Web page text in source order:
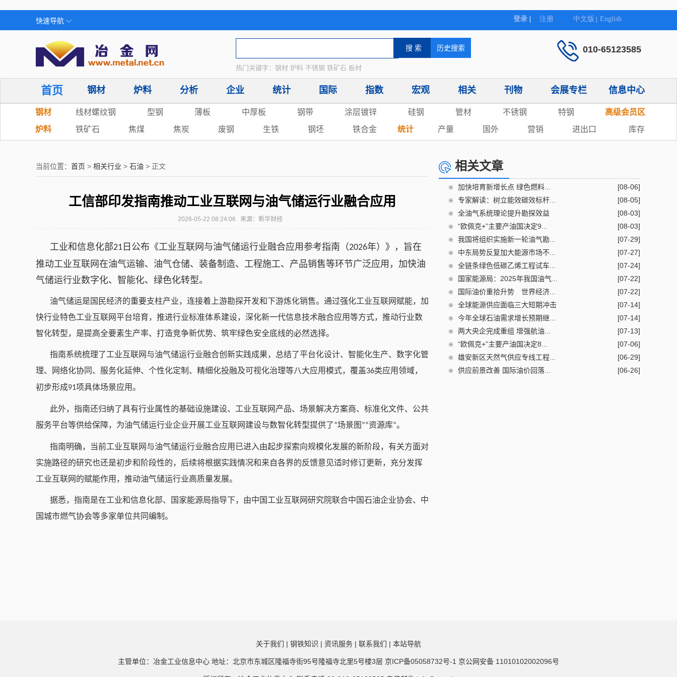
快速导航
热门关键字：钢材 炉料 不锈钢 铁矿石 板材
010-65123585
首页 钢材 炉料 分析 企业 统计 国际 指数 宏观 相关 刊物 会展专栏 信息中心
钢材 线材螺纹钢 型钢 薄板 中厚板 钢带 涂层镀锌 硅钢 管材 不锈钢 特钢
高级会员区
炉料
铁矿石 焦煤 焦炭 废钢 生铁 钢坯 铁合金 统计 产量 国外 营销 进出口 库存
当前位置： 首页 > 相关行业 > 石油 > 正文
工信部印发指南推动工业互联网与油气储运行业融合应用
2026-05-22 08:24:06 来源：新华财经
工业和信息化部21 日公布《工业互联网与油气储运行业融合应用参考指南 （2026年）》，旨在
推动工业互联网在油气运输、油气仓储、装备制造、工程施工、产品销售等环节广泛应用，加快油
气储运行业数字化、智能化、绿色化转型。
油气储运是国民经济的重要支柱产业，连接着上游勘探开发和下游炼化销售。通过强化工业互联网赋能，加
快行业特色工业互联网平台培育，推进行业标准体系建设，深化新一代信息技术融合应用等方式，推动行业数
智化转型，是提高全要素生产率、打造竞争新优势、筑牢绿色安全底线的必然选择。
指南系统梳理了工业互联网与油气储运行业融合创新实践成果，总结了平台化设计、智能化生产、数字化管
理、网络化协同、服务化延伸、个性化定制、精细化投融及可视化治理等八大应用模式，覆盖36类应用领域，
初步形成91项具体场景应用。
此外，指南还归纳了具有行业属性的基础设施建设、工业互联网产品、场景解决方案商、标准化文件、公共
服务平台等供给保障，为油气储运行业企业开展工业互联网建设与数智化转型提供了“场景图 ”“资源库”。
指南明确，当前工业互联网与油气储运行业融合应用已进入由起步探索向规模化发展的新阶段，有关方面对
实施路径的研究也还是初步和阶段性的，后续将根据实践情况和来自各界的反馈意见适时修订更新，充分发挥
工业互联网的赋能作用，推动油气储运行业高质量发展。
据悉，指南是在工业和信息化部、国家能源局指导下，由中国工业互联网研究院联合中国石油企业协会、中
国城市燃气协会等多家单位共同编制。
相关文章
加快培育新增长点 绿色燃料...
[08-06]
专家解读：树立能效碳效标杆...
[08-05]
全油气系统理论提升勘探效益
[08-03]
“欧佩克+”主要产油国决定9...
[08-03]
我国将组织实施新一轮油气勘...
[07-29]
中东局势反复加大能源市场不...
[07-27]
全链条绿色低碳乙烯工程试车...
[07-24]
国家能源局：2025年我国油气...
[07-22]
国际油价重拾升势 世界经济...
[07-22]
全球能源供应面临三大短期冲击
[07-14]
今年全球石油需求增长预期继...
[07-14]
两大央企完成重组 增强航油...
[07-13]
“欧佩克+”主要产油国决定8...
[07-06]
雄安新区天然气供应专线工程...
[06-29]
供应前景改善 国际油价回落...
[06-26]
关于我们 | 钢铁知识 | 资讯服务 | 联系我们 | 本站导航
主管单位：冶金工业信息中心 地址：北京市东城区隆福寺街95号隆福寺北里5号楼3层 京ICP备05058732号-1 京公网安备 11010102002096号